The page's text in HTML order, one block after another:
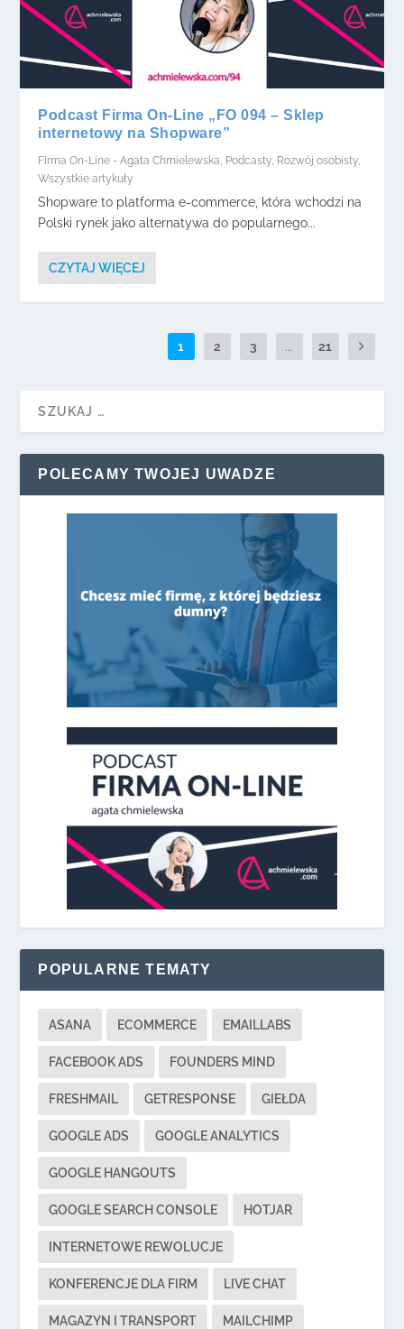
Podcast Firma On-Line „FO 094 – Sklep
internetowy na Shopware”
Firma On-Line - Agata Chmielewska Podcasty Rozwój osobisty
Wszystkie artykuły
Shopware to platforma e-commerce, która wchodzi na
Polski rynek jako alternatywa do popularnego...
CZYTAJ WIĘCEJ
1 2 3 ... 21
POLECAMY TWOJEJ UWADZE
POPULARNE TEMATY
ASANA ECOMMERCE EMAILLABS
FACEBOOK ADS FOUNDERS MIND
FRESHMAIL GETRESPONSE GIEŁDA
GOOGLE ADS GOOGLE ANALYTICS
GOOGLE HANGOUTS
GOOGLE SEARCH CONSOLE HOTJAR
INTERNETOWE REWOLUCJE
KONFERENCJE DLA FIRM LIVE CHAT
MAGAZYN I TRANSPORT MAILCHIMP